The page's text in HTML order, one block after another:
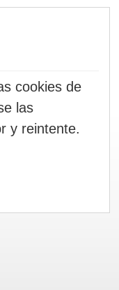
cookies de
las
y reintente.